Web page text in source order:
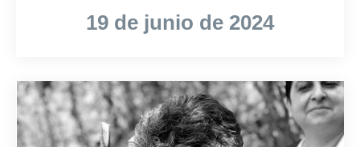
19 de junio de 2024